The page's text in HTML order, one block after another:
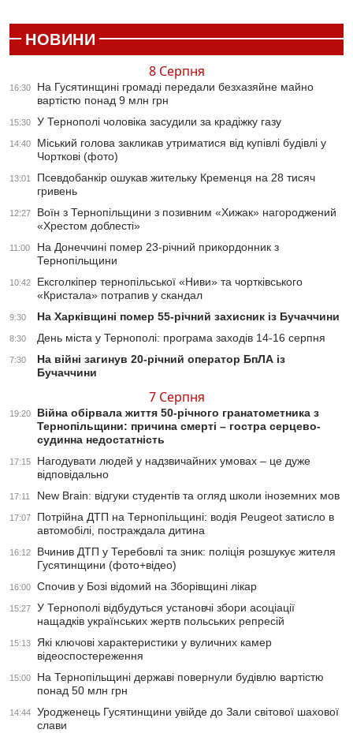
НОВИНИ
8 Серпня
16:30
На Гусятинщині громаді передали безхазяйне майно
вартістю понад 9 млн грн
15:30 У Тернополі чоловіка засудили за крадіжку газу
14:40
Міський голова закликав утриматися від купівлі будівлі у
Чорткові (фото)
13:01
Псевдобанкір ошукав жительку Кременця на 28 тисяч
гривень
12:27
Воїн з Тернопільщини з позивним «Хижак» нагороджений
«Хрестом доблесті»
11:00
На Донеччині помер 23-річний прикордонник з
Тернопільщини
10:42
Ексголкіпер тернопільської «Ниви» та чортківського
«Кристала» потрапив у скандал
9:30 На Харківщині помер 55-річний захисник із Бучаччини
8:30 День міста у Тернополі: програма заходів 14-16 серпня
7:30
На війні загинув 20-річний оператор БпЛА із
Бучаччини
7 Серпня
19:20
Війна обірвала життя 50-річного гранатометника з
Тернопільщини: причина смерті – гостра серцево-
судинна недостатність
17:15
Нагодувати людей у надзвичайних умовах – це дуже
відповідально
17:11 New Brain: відгуки студентів та огляд школи іноземних мов
17:07
Потрійна ДТП на Тернопільщині: водія Peugeot затисло в
автомобілі, постраждала дитина
16:12
Вчинив ДТП у Теребовлі та зник: поліція розшукує жителя
Гусятинщини (фото+відео)
16:00 Спочив у Бозі відомий на Зборівщині лікар
15:27
У Тернополі відбудуться установчі збори асоціації
нащадків українських жертв польських репресій
15:13
Які ключові характеристики у вуличних камер
відеоспостереження
15:00
На Тернопільщині державі повернули будівлю вартістю
понад 50 млн грн
14:44
Уродженець Гусятинщини увійде до Зали світової шахової
слави